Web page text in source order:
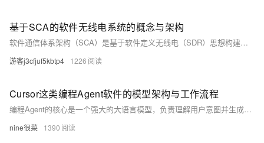
基于SCA的软件无线电系统的概念与架构
软件通信体系架构（SCA）是基于软件定义无线电（SDR）思想构建的开放式、标准化和模块化平台，旨在通过软件实现通信功能的灵活配置。SCA起源于美军为解决“信息烟囱”问题而推出的联合战术无线电系统（JTRS），其核心目标是提升多军种联合作战通信能力。 上海介方信息公司的OpenSCA操作环境严格遵循SCA4.1/SRTF标准，支持高集成、嵌入式等场景，适用于军用通信、雷达等领域。 SCA体系包括目标平台资源层（TRL）、环境抽象层（EAL）、SRTF操作环境（OE）及应用层（AL）。其中，SRTF操作环境包含操作系统、运行时环境（RTE）和核心框架（CF），提供波形管理、资源调度等功能。
游客j3cfjuf5kbtp4 1226
Cursor这类编程Agent软件的模型架构与工作流程
编程Agent的核心是一个强大的大语言模型，负责理解用户意图并生成相应的代码和解决方案。这些模型通过海量文本和代码数据的训练，掌握了广泛的编程知识和语言理解能力。
nine很菜 1390